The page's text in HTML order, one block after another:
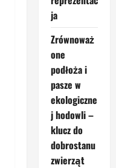
ja
Zrównoważ
one
podłoża i
pasze w
ekologiczne
j hodowli –
klucz do
dobrostanu
zwierząt